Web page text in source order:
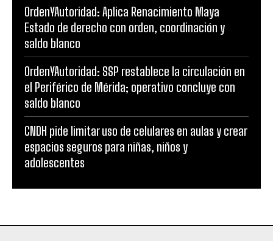
OrdenYAutoridad: Aplica Renacimiento Maya
Estado de derecho con orden, coordinación y
saldo blanco
OrdenYAutoridad: SSP restablece la circulación en
el Periférico de Mérida; operativo concluye con
saldo blanco
CNDH pide limitar uso de celulares en aulas y crear
espacios seguros para niñas, niños y
adolescentes